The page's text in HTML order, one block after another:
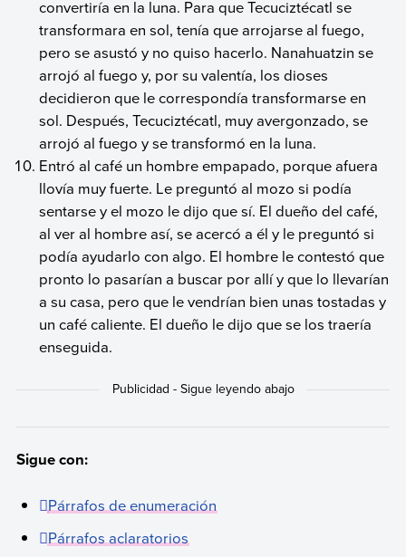
convertiría en la luna. Para que Tecuciztécatl se
transformara en sol, tenía que arrojarse al fuego,
pero se asustó y no quiso hacerlo. Nanahuatzin se
arrojó al fuego y, por su valentía, los dioses
decidieron que le correspondía transformarse en
sol. Después, Tecuciztécatl, muy avergonzado, se
arrojó al fuego y se transformó en la luna.
Entró al café un hombre empapado, porque afuera
llovía muy fuerte. Le preguntó al mozo si podía
sentarse y el mozo le dijo que sí. El dueño del café,
al ver al hombre así, se acercó a él y le preguntó si
podía ayudarlo con algo. El hombre le contestó que
pronto lo pasarían a buscar por allí y que lo llevarían
a su casa, pero que le vendrían bien unas tostadas y
un café caliente. El dueño le dijo que se los traería
enseguida.
Sigue con:
Párrafos de enumeración
Párrafos aclaratorios